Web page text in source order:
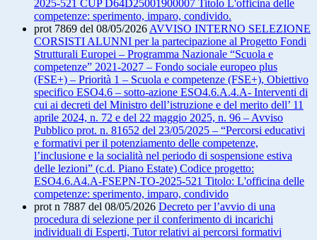
2025-521 CUP D64D25001900007 Titolo L'officina delle
competenze: sperimento, imparo, condivido.
prot 7869 del 08/05/2026 AVVISO INTERNO SELEZIONE
CORSISTI ALUNNI per la partecipazione al Progetto Fondi
Strutturali Europei – Programma Nazionale “Scuola e
competenze” 2021-2027 – Fondo sociale europeo plus
(FSE+) – Priorità 1 – Scuola e competenze (FSE+), Obiettivo
specifico ESO4.6 – sotto-azione ESO4.6.A.4.A- Interventi di
cui ai decreti del Ministro dell’istruzione e del merito dell’ 11
aprile 2024, n. 72 e del 22 maggio 2025, n. 96 – Avviso
Pubblico prot. n. 81652 del 23/05/2025 – “Percorsi educativi
e formativi per il potenziamento delle competenze,
l’inclusione e la socialità nel periodo di sospensione estiva
delle lezioni” (c.d. Piano Estate) Codice progetto:
ESO4.6.A4.A-FSEPN-TO-2025-521 Titolo: L'officina delle
competenze: sperimento, imparo, condivido
prot n 7887 del 08/05/2026 Decreto per l’avvio di una
procedura di selezione per il conferimento di incarichi
individuali di Esperti, Tutor relativi ai percorsi formativi